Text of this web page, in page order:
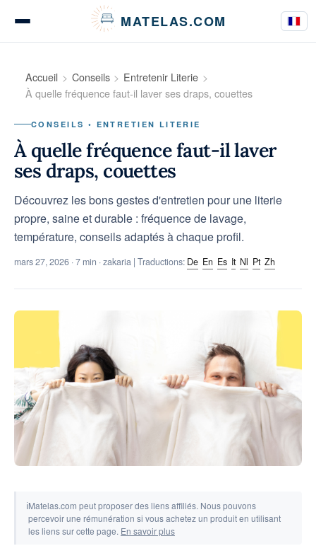
MATELAS.COM
Tests & Avis Matelas
Tests Literie
Guides d’achat
Conseils
Outils & simulateurs
Accueil Conseils
Entretenir Literie
À quelle fréquence faut-il laver ses draps, couettes
CONSEILS • ENTRETIEN LITERIE
À quelle fréquence faut-il laver
ses draps, couettes
Découvrez les bons gestes d'entretien pour une literie
propre, saine et durable : fréquence de lavage,
température, conseils adaptés à chaque profil.
mars 27, 2026 · 7 min · zakaria | Traductions: De En Es It Nl Pt Zh
ℹMatelas.com peut proposer des liens affiliés. Nous pouvons
percevoir une rémunération si vous achetez un produit en utilisant
les liens sur cette page. En savoir plus
Panneau de gestion des cookies